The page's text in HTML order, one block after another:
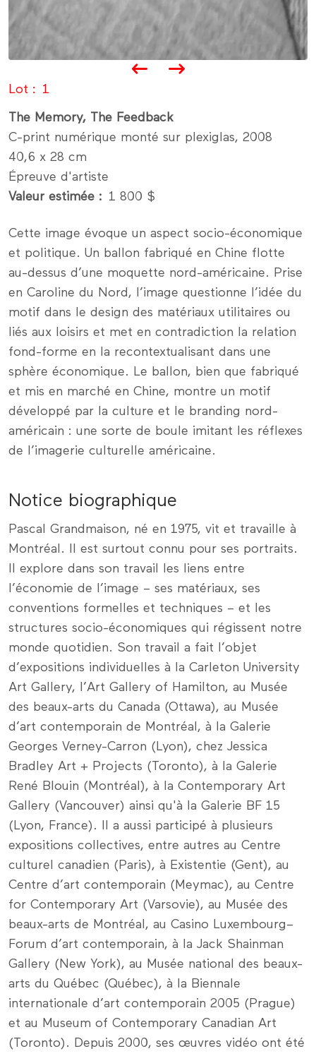
Lot 1
The Memory, The Feedback
C-print numérique monté sur plexiglas, 2008
40,6 x 28 cm
Épreuve d'artiste
Valeur estimée
1 800 $
Cette image évoque un aspect socio-économique
et politique. Un ballon fabriqué en Chine flotte
au-dessus d’une moquette nord-américaine. Prise
en Caroline du Nord, l’image questionne l’idée du
motif dans le design des matériaux utilitaires ou
liés aux loisirs et met en contradiction la relation
fond-forme en la recontextualisant dans une
sphère économique. Le ballon, bien que fabriqué
et mis en marché en Chine, montre un motif
développé par la culture et le branding nord-
américain : une sorte de boule imitant les réflexes
de l’imagerie culturelle américaine.
Notice biographique
Pascal Grandmaison, né en 1975, vit et travaille à
Montréal. Il est surtout connu pour ses portraits.
Il explore dans son travail les liens entre
l’économie de l’image – ses matériaux, ses
conventions formelles et techniques – et les
structures socio-économiques qui régissent notre
monde quotidien. Son travail a fait l’objet
d’expositions individuelles à la Carleton University
Art Gallery, l’Art Gallery of Hamilton, au Musée
des beaux-arts du Canada (Ottawa), au Musée
d’art contemporain de Montréal, à la Galerie
Georges Verney-Carron (Lyon), chez Jessica
Bradley Art + Projects (Toronto), à la Galerie
René Blouin (Montréal), à la Contemporary Art
Gallery (Vancouver) ainsi qu'à la Galerie BF 15
(Lyon, France). Il a aussi participé à plusieurs
expositions collectives, entre autres au Centre
culturel canadien (Paris), à Existentie (Gent), au
Centre d’art contemporain (Meymac), au Centre
for Contemporary Art (Varsovie), au Musée des
beaux-arts de Montréal, au Casino Luxembourg–
Forum d’art contemporain, à la Jack Shainman
Gallery (New York), au Musée national des beaux-
arts du Québec (Québec), à la Biennale
internationale d’art contemporain 2005 (Prague)
et au Museum of Contemporary Canadian Art
(Toronto). Depuis 2000, ses œuvres vidéo ont été